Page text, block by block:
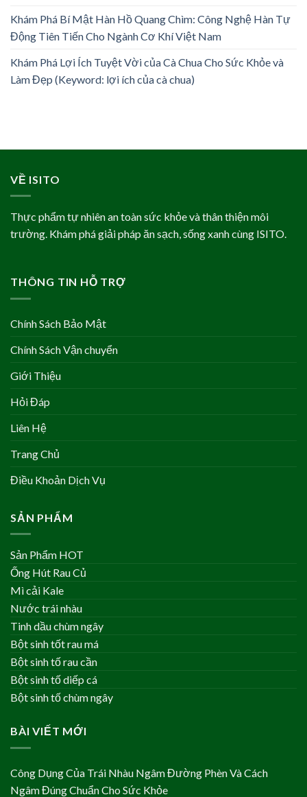
Khám Phá Bí Mật Hàn Hồ Quang Chìm: Công Nghệ Hàn Tự
Động Tiên Tiến Cho Ngành Cơ Khí Việt Nam
Khám Phá Lợi Ích Tuyệt Vời của Cà Chua Cho Sức Khỏe và
Làm Đẹp (Keyword: lợi ích của cà chua)
VỀ ISITO
Thực phẩm tự nhiên an toàn sức khỏe và thân thiện môi
trường. Khám phá giải pháp ăn sạch, sống xanh cùng ISITO.
THÔNG TIN HỖ TRỢ
Chính Sách Bảo Mật
Chính Sách Vận chuyển
Giới Thiệu
Hỏi Đáp
Liên Hệ
Trang Chủ
Điều Khoản Dịch Vụ
SẢN PHẨM
Sản Phẩm HOT
Ống Hút Rau Củ
Mì cải Kale
Nước trái nhàu
Tinh dầu chùm ngây
Bột sinh tốt rau má
Bột sinh tố rau cần
Bột sinh tố diếp cá
Bột sinh tố chùm ngây
BÀI VIẾT MỚI
Công Dụng Của Trái Nhàu Ngâm Đường Phèn Và Cách
Ngâm Đúng Chuẩn Cho Sức Khỏe